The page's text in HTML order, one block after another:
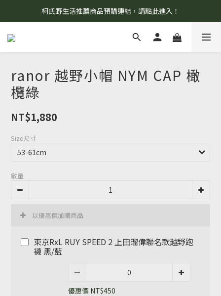
8/7 當天暫停開放工作室。請見諒！
柯氏野生活推薦商品預購連結，請點此進入！
8/7 當天暫停開放工作室。請見諒！
ranor 越野小帽 NYM CAP 橄
欖綠
NT$1,880
Size尺寸
數量
以優惠價加購商品
東京RxL RUY SPEED 2 上田瑠偉聯名款越野跑
襪 黑/藍
優惠價 NT$450